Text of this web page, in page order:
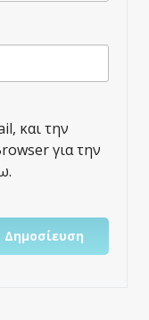
και την
για την